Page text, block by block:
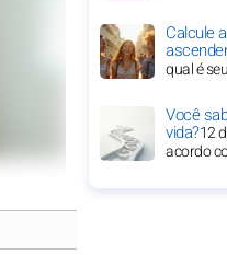
Calcule
qual é
Você
vida?12
acordo